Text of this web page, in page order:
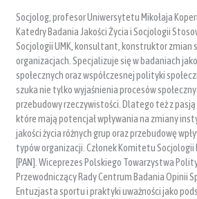
Socjolog, profesor Uniwersytetu Mikołaja
Katedry Badania Jakości Życia i Socjologii
Socjologii UMK, konsultant, konstruktor zmian
organizacjach. Specjalizuje się w badaniach
społecznych oraz współczesnej polityki
szuka nie tylko wyjaśnienia procesów
przebudowy rzeczywistości. Dlatego też z pasją
które mają potencjał wpływania na zmiany
jakości życia różnych grup oraz przebudowę
typów organizacji. Członek Komitetu Socjologii
[PAN]. Wiceprezes Polskiego Towarzystwa
Przewodniczący Rady Centrum Badania Opinii
Entuzjasta sportu i praktyki uważności jako